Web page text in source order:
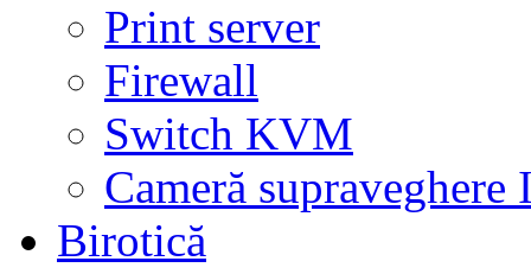
Print server
Firewall
Switch KVM
Cameră supraveghere
Birotică